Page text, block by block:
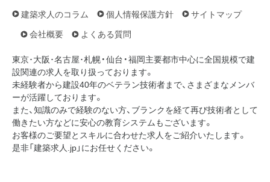
建築求人のコラム 個人情報保護方針
サイトマップ
会社概要
よくある質問
東京･大阪･名古屋･札幌・仙台・福岡主要都市中心に全国規模で建
設関連の求人を取り扱っております。
未経験者から建設40年のベテラン技術者まで、さまざまなメンバ
ーが活躍しております。
また、知識のみで経験のない方、ブランクを経て再び技術者として
働きたい方などに安心の教育システムもございます。
お客様のご要望とスキルに合わせた求人をご紹介いたします。
是非「建築求人.jp」にお任せください。